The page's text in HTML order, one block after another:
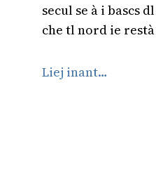
secul se à i bascs
che tl nord ie
Liej inant…